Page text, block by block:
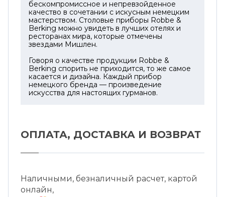
бескомпромиссное и непревзойденное
качество в сочетании с искусным немецким
мастерством. Столовые приборы Robbe &
Berking можно увидеть в лучших отелях и
ресторанах мира, которые отмечены
звездами Мишлен.
Говоря о качестве продукции Robbe &
Berking спорить не приходится, то же самое
касается и дизайна. Каждый прибор
немецкого бренда — произведение
искусства для настоящих гурманов.
ОПЛАТА, ДОСТАВКА И ВОЗВРАТ
Наличными, безналичный расчет, картой
онлайн,